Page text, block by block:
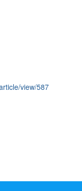
view/587